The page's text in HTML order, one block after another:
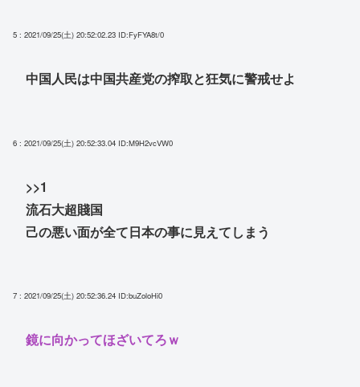
5 : 2021/09/25(土) 20:52:02.23 ID:FyFYA8t/0
中国人民は中国共産党の搾取と狂気に警戒せよ
6 : 2021/09/25(土) 20:52:33.04 ID:M9H2vcVW0
>>1
流石大超賤国
己の悪い面が全て日本の事に見えてしまう
7 : 2021/09/25(土) 20:52:36.24 ID:buZoloHi0
鏡に向かってほざいてろｗ